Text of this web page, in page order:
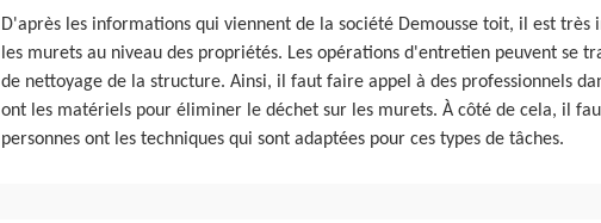
D'après les informations qui viennent de la société Demousse toit, il est
les murets au niveau des propriétés. Les opérations d'entretien peuvent se
de nettoyage de la structure. Ainsi, il faut faire appel à des professionnels
ont les matériels pour éliminer le déchet sur les murets. À côté de cela, il
personnes ont les techniques qui sont adaptées pour ces types de tâches.